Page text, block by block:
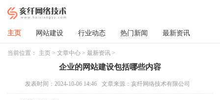
主页 网站建设 行业动态 热门新闻 最新资讯
当前位置： 主页 > 文章中心 > 最新资讯 >
企业的网站建设包括哪些内容
发表时间：2024-10-06 14:46 文章来源：亥纤网络技术有限公司